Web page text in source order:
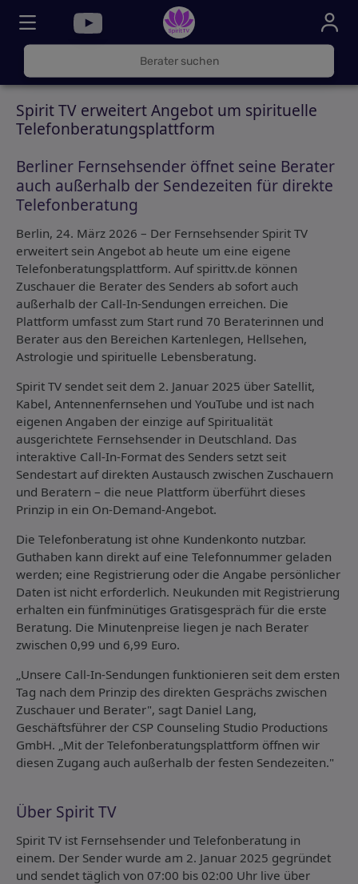
030
000
72
Spirit TV erweitert Angebot um spirituelle
Telefonberatungsplattform
Berliner Fernsehsender öffnet seine Berater
auch außerhalb der Sendezeiten für direkte
Telefonberatung
Berlin, 24. März 2026 – Der Fernsehsender Spirit TV
erweitert sein Angebot ab heute um eine eigene
Telefonberatungsplattform. Auf spirittv.de können
Zuschauer die Berater des Senders ab sofort auch
außerhalb der Call-In-Sendungen erreichen. Die
Plattform umfasst zum Start rund 70 Beraterinnen und
Berater aus den Bereichen Kartenlegen, Hellsehen,
Astrologie und spirituelle Lebensberatung.
Spirit TV sendet seit dem 2. Januar 2025 über Satellit,
Kabel, Antennenfernsehen und YouTube und ist nach
eigenen Angaben der einzige auf Spiritualität
ausgerichtete Fernsehsender in Deutschland. Das
interaktive Call-In-Format des Senders setzt seit
Sendestart auf direkten Austausch zwischen Zuschauern
und Beratern – die neue Plattform überführt dieses
Prinzip in ein On-Demand-Angebot.
Die Telefonberatung ist ohne Kundenkonto nutzbar.
Guthaben kann direkt auf eine Telefonnummer geladen
werden; eine Registrierung oder die Angabe persönlicher
Daten ist nicht erforderlich. Neukunden mit Registrierung
erhalten ein fünfminütiges Gratisgespräch für die erste
Beratung. Die Minutenpreise liegen je nach Berater
zwischen 0,99 und 6,99 Euro.
„Unsere Call-In-Sendungen funktionieren seit dem ersten
Tag nach dem Prinzip des direkten Gesprächs zwischen
Zuschauer und Berater", sagt Daniel Lang,
Geschäftsführer der CSP Counseling Studio Productions
GmbH. „Mit der Telefonberatungsplattform öffnen wir
diesen Zugang auch außerhalb der festen Sendezeiten."
Über Spirit TV
Spirit TV ist Fernsehsender und Telefonberatung in
einem. Der Sender wurde am 2. Januar 2025 gegründet
und sendet täglich von 07:00 bis 02:00 Uhr live über